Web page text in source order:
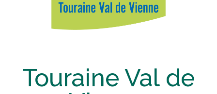
Touraine Val de